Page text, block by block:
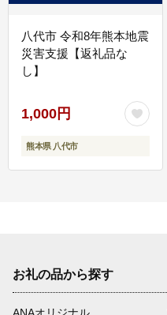
八代市 令和8年熊本地震
災害支援【返礼品な
し】
1,000円
熊本県 八代市
お礼の品から探す